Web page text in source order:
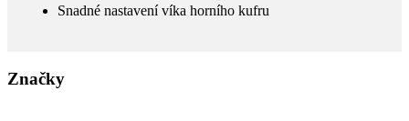
Snadné nastavení víka horního kufru
Značky